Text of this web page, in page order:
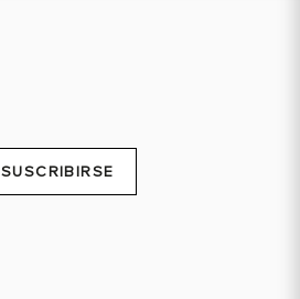
SUSCRIBIRSE